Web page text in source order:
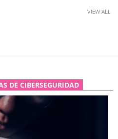
VIEW ALL
DE CIBERSEGURIDAD